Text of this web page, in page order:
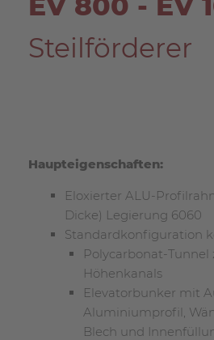
Steilförderer
Haupteigenschaften:
Eloxierter ALU-
Dicke) Legierung 6060
Standardkonfiguration
Polycarbonat-Tunnel
Höhenkanals
Elevatorbunker mit
Aluminiumprofil,
Blech und